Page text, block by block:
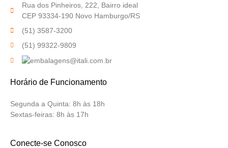
Rua dos Pinheiros, 222, Bairro ideal
CEP 93334-190 Novo Hamburgo/RS
(51) 3587-3200
(51) 99322-9809
Horário de Funcionamento
Segunda a Quinta: 8h às 18h
Sextas-feiras: 8h às 17h
Conecte-se Conosco